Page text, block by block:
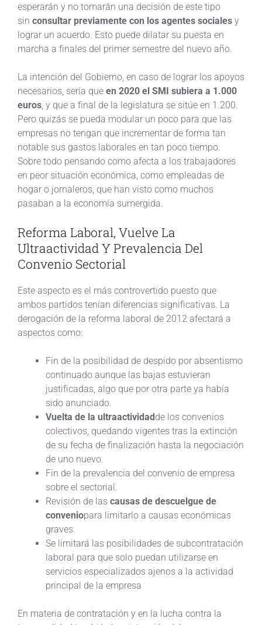
esperarán y no tomarán una decisión de este tipo
sin consultar previamente con los agentes sociales y
lograr un acuerdo. Esto puede dilatar su puesta en
marcha a finales del primer semestre del nuevo año.
La intención del Gobierno, en caso de lograr los apoyos
necesarios, sería que en 2020 el SMI subiera a 1.000
euros , y que a final de la legislatura se sitúe en 1.200.
Pero quizás se pueda modular un poco para que las
empresas no tengan que incrementar de forma tan
notable sus gastos laborales en tan poco tiempo.
Sobre todo pensando como afecta a los trabajadores
en peor situación económica, como empleadas de
hogar o jornaleros, que han visto como muchos
pasaban a la economía sumergida.
Reforma Laboral, Vuelve La
Ultraactividad Y Prevalencia Del
Convenio Sectorial
Este aspecto es el más controvertido puesto que
ambos partidos tenían diferencias significativas. La
derogación de la reforma laboral de 2012 afectará a
aspectos como:
Fin de la posibilidad de despido por absentismo
continuado aunque las bajas estuvieran
justificadas, algo que por otra parte ya había
sido anunciado.
Vuelta de la ultraactividadde los convenios
colectivos, quedando vigentes tras la extinción
de su fecha de finalización hasta la negociación
de uno nuevo.
Fin de la prevalencia del convenio de empresa
sobre el sectorial.
Revisión de las causas de descuelgue de
conveniopara limitarlo a causas económicas
graves.
Se limitará las posibilidades de subcontratación
laboral para que solo puedan utilizarse en
servicios especializados ajenos a la actividad
principal de la empresa
En materia de contratación y en la lucha contra la